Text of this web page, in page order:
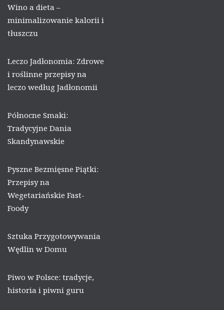
Wino a dieta –
minimalizowanie kalorii i
tłuszczu
Leczo Jadłonomia: Zdrowe
i roślinne przepisy na
leczo według Jadłonomii
Północne Smaki:
Tradycyjne Dania
Skandynawskie
Pyszne Bezmięsne Piątki:
Przepisy na
Wegetariańskie Fast-
Foody
Sztuka Przygotowywania
Wędlin w Domu
Piwo w Polsce: tradycje,
historia i piwni guru